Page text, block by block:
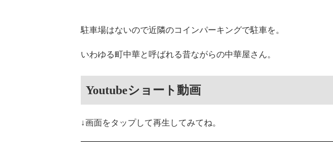
駐車場はないので近隣のコインパーキングで駐車を。
いわゆる町中華と呼ばれる昔ながらの中華屋さん。
Youtubeショート動画
↓画面をタップして再生してみてね。